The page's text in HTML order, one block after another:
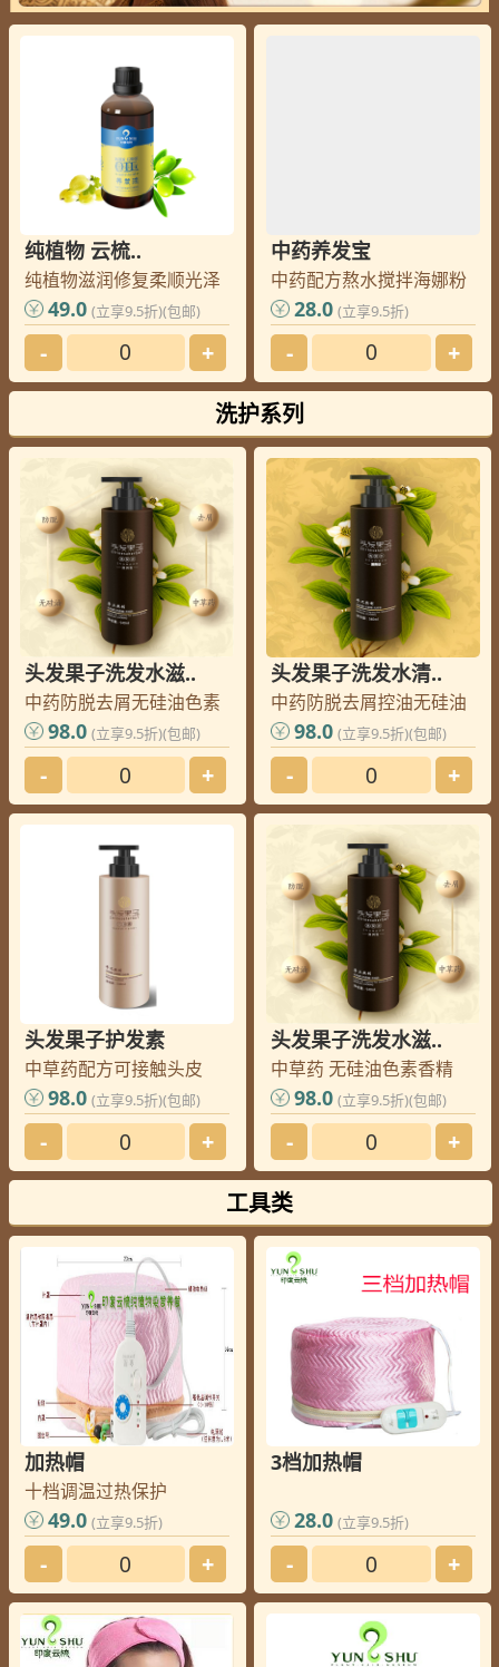
纯植物 云梳..
纯植物滋润修复柔顺光泽
49.0 (立享9.5折)(包邮)
- +
中药养发宝
中药配方熬水搅拌海娜粉
28.0 (立享9.5折)
- +
洗护系列
头发果子洗发水滋..
中药防脱去屑无硅油色素
98.0 (立享9.5折)(包邮)
- +
头发果子洗发水清..
中药防脱去屑控油无硅油
98.0 (立享9.5折)(包邮)
- +
头发果子护发素
中草药配方可接触头皮
98.0 (立享9.5折)(包邮)
- +
头发果子洗发水滋..
中草药 无硅油色素香精
98.0 (立享9.5折)(包邮)
- +
工具类
加热帽
十档调温过热保护
49.0 (立享9.5折)
- +
3档加热帽
28.0 (立享9.5折)
- +